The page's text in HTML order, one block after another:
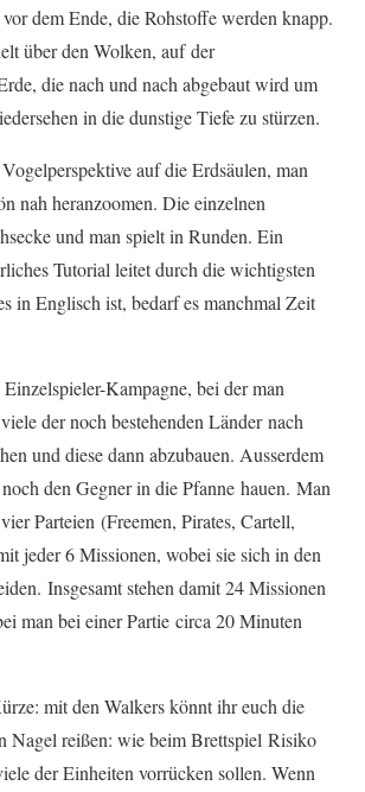
dem Ende, die Rohstoffe werden knapp.
über den Wolken, auf der
die nach und nach abgebaut wird um
in die dunstige Tiefe zu stürzen.
auf dieErdsäulen, man
nah heranzoomen. Die einzelnen
und man spielt in Runden. Ein
Tutorial leitet durch die wichtigsten
in Englisch ist, bedarf es manchmal Zeit
Kampagne, bei der man
der noch bestehenden Länder nach
und diese dann abzubauen. Ausserdem
den Gegner in die Pfanne hauen. Man
Parteien (Freemen, Pirates, Cartell,
jeder 6 Missionen, wobei sie sich in den
Insgesamt stehen damit 24 Missionen
man bei einer Partie circa 20 Minuten
mit den Walkerskönnt ihr euch die
Nagel reißen: wie beim Brettspiel Risiko
der Einheiten vorrücken sollen. Wenn